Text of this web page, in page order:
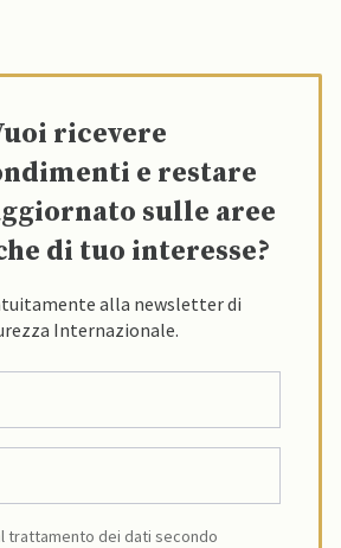
ricevere
e restare
sulle aree
di tuo interesse?
alla newsletter di
Internazionale.
trattamento dei dati secondo